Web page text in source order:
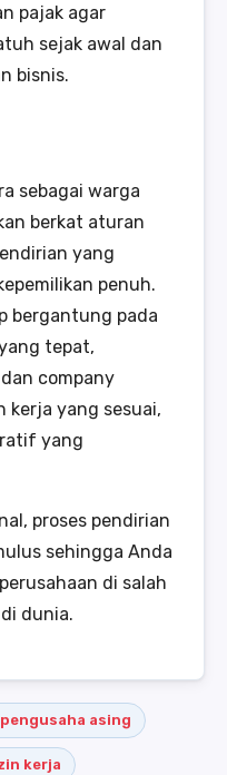
pajak agar
sejak awal dan
bisnis.
sebagai warga
berkat aturan
yang
penuh.
bergantung pada
tepat,
company
kerja yang sesuai,
yang
proses pendirian
sehingga Anda
di salah
dunia.
asing
kerja